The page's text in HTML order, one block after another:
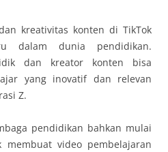
kreativitas konten di TikTok
dalam dunia pendidikan.
dan kreator konten bisa
yang inovatif dan relevan
Z.
pendidikan bahkan mulai
membuat video pembelajaran